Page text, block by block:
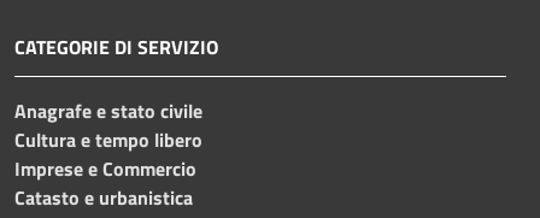
CATEGORIE DI SERVIZIO
Anagrafe e stato civile
Cultura e tempo libero
Imprese e Commercio
Catasto e urbanistica